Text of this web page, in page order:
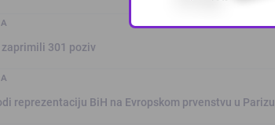
zaprimili 301 poziv
reprezentaciju BiH na Evropskom prvenstvu u Parizu